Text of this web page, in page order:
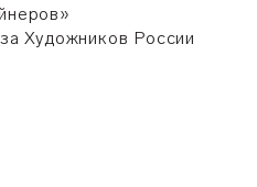
Художников России